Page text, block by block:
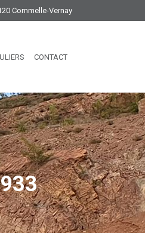
Commelle-Vernay
CONTACT